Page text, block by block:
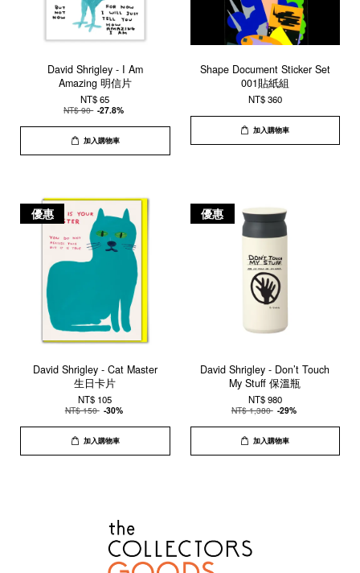
David Shrigley - I Am
Amazing 明信片
NT$ 65
NT$ 90 -27.8%
加入購物車
Shape Document Sticker Set
001貼紙組
NT$ 360
加入購物車
優惠
David Shrigley - Cat Master
生日卡片
NT$ 105
NT$ 150 -30%
加入購物車
優惠
David Shrigley - Don’t Touch
My Stuff 保溫瓶
NT$ 980
NT$ 1,380 -29%
加入購物車